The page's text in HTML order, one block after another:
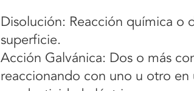
Disolución: Reacción química o
superficie.
Acción Galvánica: Dos o más
reaccionando con uno u otro en